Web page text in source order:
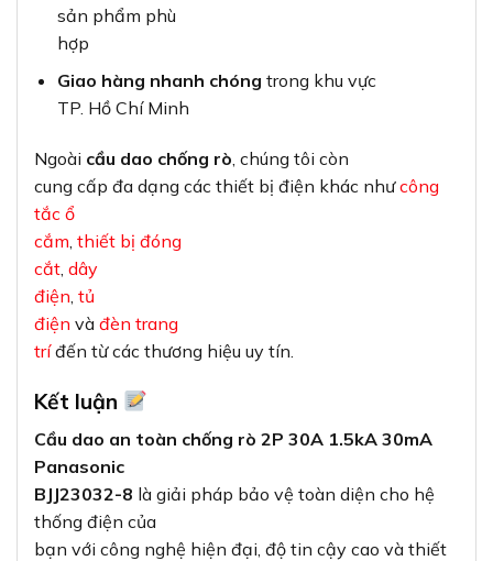
sản phẩm phù
hợp
Giao hàng nhanh chóng trong khu vực
TP. Hồ Chí Minh
Ngoài cầu dao chống rò, chúng tôi còn
cung cấp đa dạng các thiết bị điện khác nhưcông
tắc ổ
cắm, thiết bị đóng
cắt, dây
điện, tủ
điện và đèn trang
tríđến từ các thương hiệu uy tín.
Kết luận
Cầu dao an toàn chống rò 2P 30A 1.5kA 30mA
Panasonic
BJJ23032-8 là giải pháp bảo vệ toàn diện cho hệ
thống điện của
bạn với công nghệ hiện đại, độ tin cậy cao và thiết